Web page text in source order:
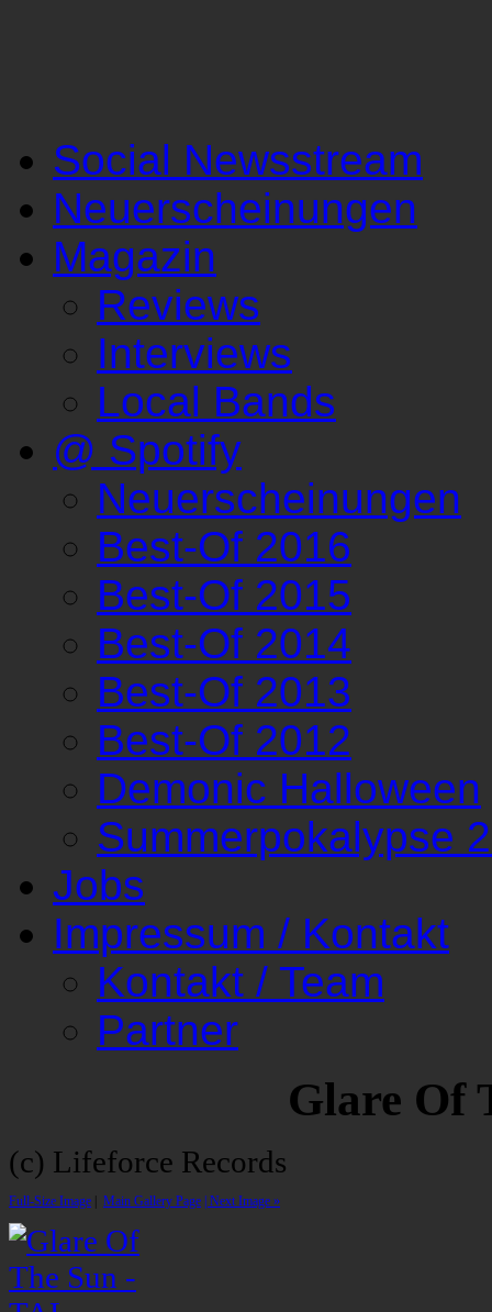
Social Newsstream
Neuerscheinungen
Magazin
Reviews
Interviews
Local Bands
@ Spotify
Neuerscheinungen
Best-Of 2016
Best-Of 2015
Best-Of 2014
Best-Of 2013
Best-Of 2012
Demonic Halloween
Summerpokalypse
Jobs
Impressum / Kontakt
Kontakt / Team
Partner
Glare Of
(c) Lifeforce Records
Full-Size Image Main Gallery Page | Next Image »